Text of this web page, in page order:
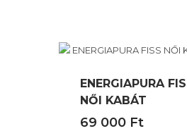
ENERGIAPURA
NŐI KABÁT
69 000 Ft